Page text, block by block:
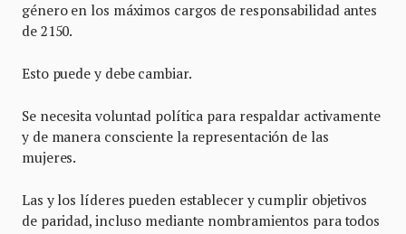
género en los máximos cargos de responsabilidad antes
de 2150.
Esto puede y debe cambiar.
Se necesita voluntad política para respaldar activamente
y de manera consciente la representación de las
mujeres.
Las y los líderes pueden establecer y cumplir objetivos
de paridad, incluso mediante nombramientos para todos